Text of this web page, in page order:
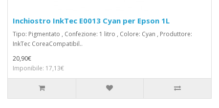
Inchiostro InkTec E0013 Cyan per Epson 1L
Tipo: Pigmentato , Confezione: 1 litro , Colore: Cyan , Produttore:
InkTec CoreaCompatibil..
20,90€
Imponibile: 17,13€